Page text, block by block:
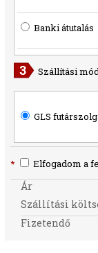
Banki átutalás
Szállítási
GLS
* Elfogadom a
Ár
Szállítási
Fizetendő